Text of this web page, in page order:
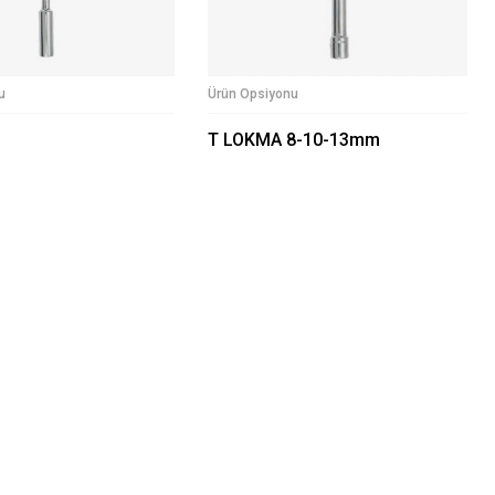
Ürün Opsiyonu
T LOKMA 8-10-13mm